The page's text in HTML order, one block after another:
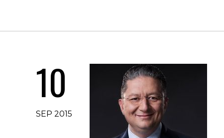
10
SEP 2015